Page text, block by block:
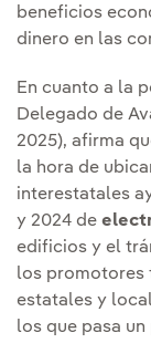
beneficios
dinero en las
En cuanto a la
Delegado de
2025), afirma
la hora de
interestatales
y 2024 de
edificios y el
los promotores
estatales y
los que pasa